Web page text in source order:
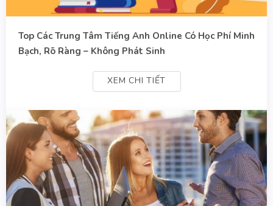
Top Các Trung Tâm Tiếng Anh Online Có Học Phí Minh
Bạch, Rõ Ràng – Không Phát Sinh
XEM CHI TIẾT